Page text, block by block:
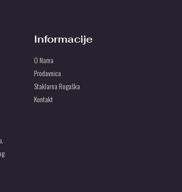
Informacije
O Nama
Prodavnica
Staklarna Rogaška
Kontakt